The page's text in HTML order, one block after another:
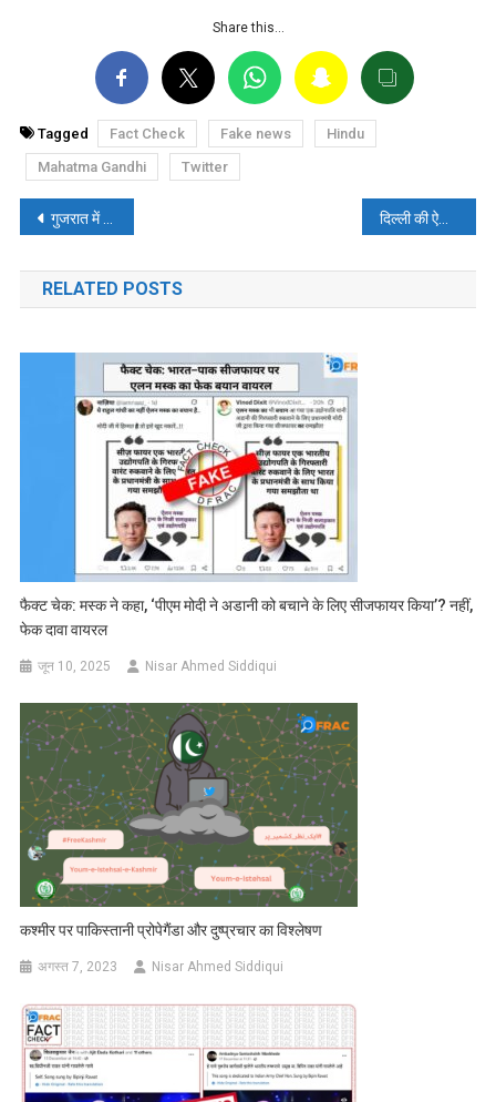
Share this…
Tagged Fact Check Fake news
Hindu
Mahatma Gandhi
Twitter
पोस्ट
नेविगेशन
गुजरात में हिन्दू लड़कियों को छेड़ रहे जिहादियों की पुलिस ने की जमकर पिटाई? पढ़ें- फैक्ट चेक दिल्ली की ऐतिहासिक ‘जामा मस्जिद’ को वक़्फ़ बोर्ड से वापस लेगी केंद्र सरकार! पढ़ें, फ़ैक्ट-चेक
RELATED POSTS
फैक्ट चेक: मस्क ने कहा, ‘पीएम मोदी ने अडानी को बचाने के लिए सीजफायर किया’? नहीं,
फेक दावा वायरल
जून 10, 2025 Nisar Ahmed Siddiqui
कश्मीर पर पाकिस्तानी प्रोपेगैंडा और दुष्प्रचार का विश्लेषण
अगस्त 7, 2023 Nisar Ahmed Siddiqui